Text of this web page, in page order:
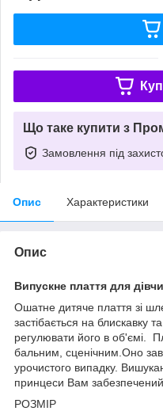
Що таке купити з
Замовлення під
Опис Характеристики
Опис
Випускне плаття для
Ошатне дитяче плаття зі
застібається на блискавку
регулювати його в об'ємі.
бальним, сценічним.Оно
урочистого випадку.
принцеси Вам забезпечений.
РОЗМІР